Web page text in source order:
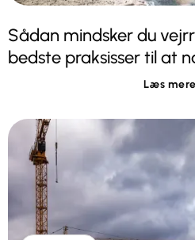
Sådan mindsker du
bedste praksisser til at
Læs mere